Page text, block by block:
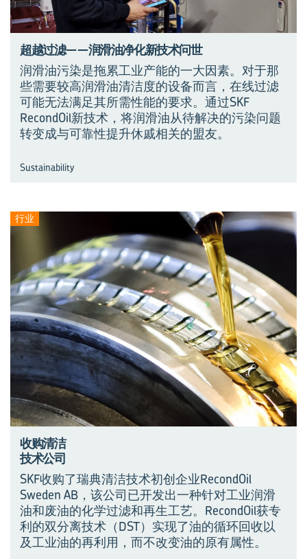
超越过滤——润滑油净化新技术问世
润滑油污染是拖累工业产能的一大因素。对于那
些需要较高润滑油清洁度的设备而言，在线过滤
可能无法满足其所需性能的要求。通过SKF
RecondOil新技术，将润滑油从待解决的污染问题
转变成与可靠性提升休戚相关的盟友。
Sustainability
行业
收购清洁
技术公司
SKF收购了瑞典清洁技术初创企业RecondOil
Sweden AB，该公司已开发出一种针对工业润滑
油和废油的化学过滤和再生工艺。RecondOil获专
利的双分离技术（DST）实现了油的循环回收以
及工业油的再利用，而不改变油的原有属性。